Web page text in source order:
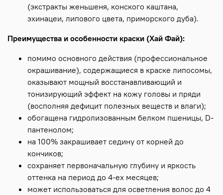
(экстракты женьшеня, конского каштана,
эхинацеи, липового цвета, приморского дуба).
Преимущества и особенности краски (Хай Фай):
помимо основного действия (профессиональное
окрашивание), содержащиеся в краске липосомы,
оказывают мощный восстанавливающий и
тонизирующий эффект на кожу головы и пряди
(восполняя дефицит полезных веществ и влаги);
обогащена гидролизованным белком пшеницы, D-
пантенолом;
на 100% закрашивает седину от корней до
кончиков;
сохраняет первоначальную глубину и яркость
оттенка на период до 4-ех месяцев;
может использоваться для осветления волос до 4